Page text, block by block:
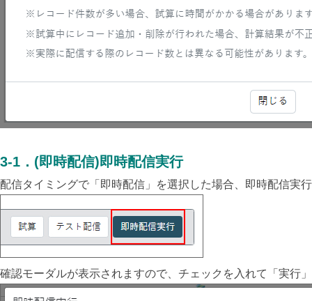
3-1 ． (即時配信)即時配信実行
配信タイミングで「即時配信」を選択した場合、即時配信実
確認モーダルが表示されますので、チェックを入れて「実行